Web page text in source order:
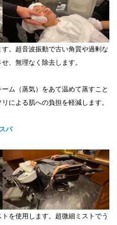
。超音波振動で古い角質や過剰な
、無理なく除去します。
ム（蒸気）をあて温めて蒸すこと
による肌への負担を軽減します。
パ
を使用します。超微細ミストでう